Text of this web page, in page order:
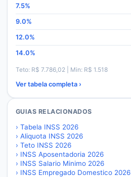
7.5%
9.0%
12.0%
14.0%
Teto: R$ 7.786,02 | Min: R$ 1.518
Ver tabela completa ›
GUIAS RELACIONADOS
› Tabela INSS 2026
› Aliquota INSS 2026
› Teto INSS 2026
› INSS Aposentadoria 2026
› INSS Salario Minimo 2026
› INSS Empregado Domestico 2026